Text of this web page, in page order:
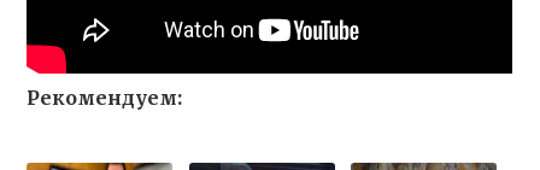
Рекомендуем: